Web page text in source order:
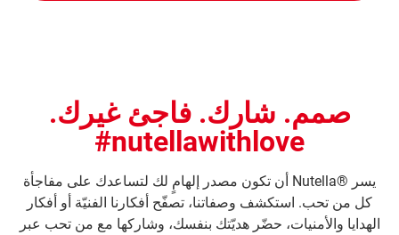
صمم. شارك. فاجئ غيرك.
nutellawithlove#
يسر ®Nutella أن تكون مصدر إلهامٍ لك لتساعدك على مفاجأة
كل من تحب. استكشف وصفاتنا، تصفّح أفكارنا الفنيّة أو أفكار
الهدايا والأمنيات، حضّر هديّتك بنفسك، وشاركها مع من تحب عبر